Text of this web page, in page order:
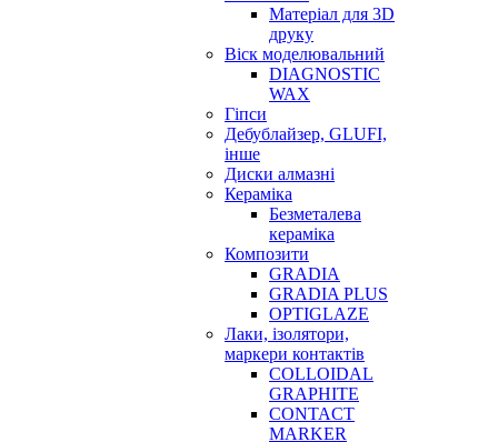
Матеріал для 3D
друку
Віск моделювальний
DIAGNOSTIC
WAX
Гіпси
Дебублайзер, GLUFI,
інше
Диски алмазні
Кераміка
Безметалева
кераміка
Композити
GRADIA
GRADIA PLUS
OPTIGLAZE
Лаки, ізолятори,
маркери контактів
COLLOIDAL
GRAPHITE
CONTACT
MARKER